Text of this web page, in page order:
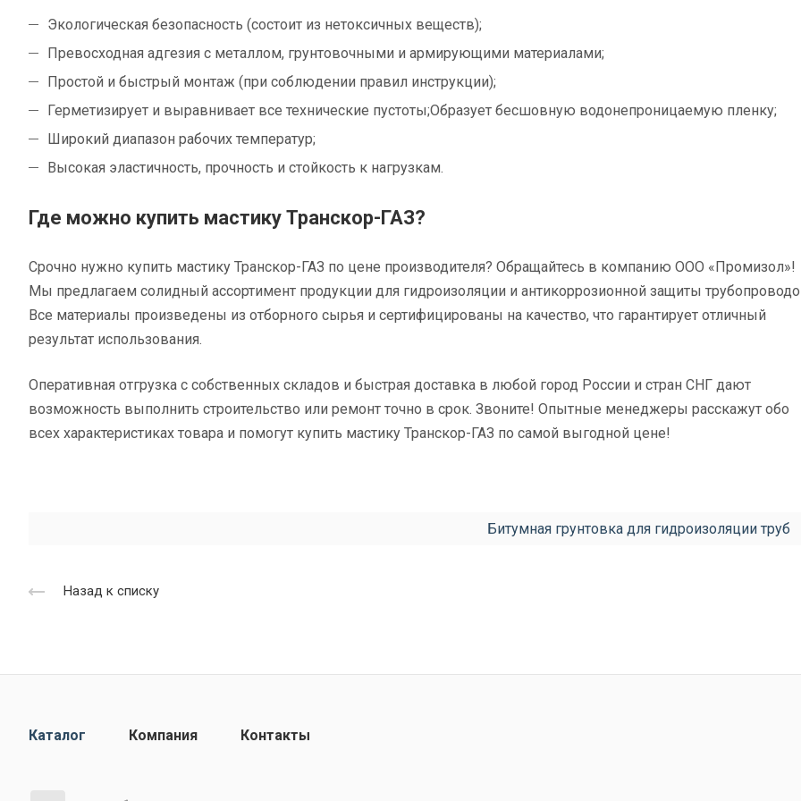
Экологическая безопасность (состоит из нетоксичных веществ);
Превосходная адгезия с металлом, грунтовочными и армирующими материалами;
Простой и быстрый монтаж (при соблюдении правил инструкции);
Герметизирует и выравнивает все технические пустоты;Образует бесшовную водонепроницаемую пленку;
Широкий диапазон рабочих температур;
Высокая эластичность, прочность и стойкость к нагрузкам.
Где можно купить мастику Транскор-ГАЗ?
Срочно нужно купить мастику Транскор-ГАЗ по цене производителя? Обращайтесь в компанию ООО «Промизол»!
Мы предлагаем солидный ассортимент продукции для гидроизоляции и антикоррозионной защиты
Все материалы произведены из отборного сырья и сертифицированы на качество, что гарантирует отличный
результат использования.
Оперативная отгрузка с собственных складов и быстрая доставка в любой город России и стран СНГ дают
возможность выполнить строительство или ремонт точно в срок. Звоните! Опытные менеджеры расскажут обо
всех характеристиках товара и помогут купить мастику Транскор-ГАЗ по самой выгодной цене!
Битумная грунтовка для гидроизоляции труб
Назад к списку
Каталог Компания Контакты